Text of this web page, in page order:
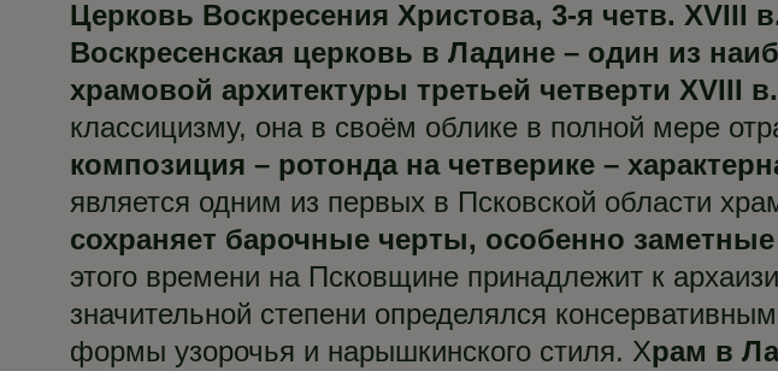
Церковь Воскресения Христова, 3-я четв. XVIII
Воскресенская церковь в Ладине – один из
храмовой архитектуры третьей четверти XVIII в.
классицизму, она в своём облике в полной мере
композиция – ротонда на четверике –
является одним из первых в Псковской области
сохраняет барочные черты, особенно
этого времени на Псковщине принадлежит к
значительной степени определялся
формы узорочья и нарышкинского стиля. Храм в